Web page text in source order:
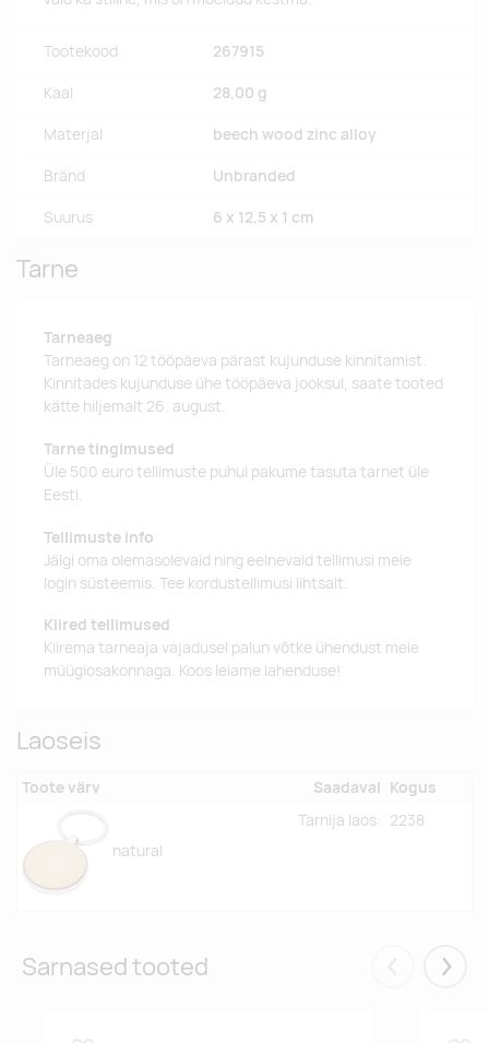
Tootekood 267915
Kaal 28,00 g
Materjal beech wood zinc alloy
Bränd Unbranded
Suurus 6 x 12,5 x 1 cm
Tarne
Tarneaeg
Tarneaeg on 12 tööpäeva pärast kujunduse kinnitamist.
Kinnitades kujunduse ühe tööpäeva jooksul, saate tooted
kätte hiljemalt 26. august.
Tarne tingimused
Üle 500 euro tellimuste puhul pakume tasuta tarnet üle
Eesti.
Tellimuste info
Jälgi oma olemasolevaid ning eelnevaid tellimusi meie
login süsteemis. Tee kordustellimusi lihtsalt.
Kiired tellimused
Kiirema tarneaja vajadusel palun võtke ühendust meie
müügiosakonnaga. Koos leiame lahenduse!
Laoseis
Toote värv Saadaval Kogus
natural
Tarnija laos: 2238
Sarnased tooted Eelmised